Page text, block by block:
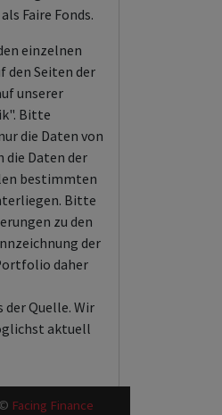
Faire Fonds.
einzelnen
den Seiten der
unserer
Bitte
die Daten von
die Daten der
bestimmten
Bitte
zu den
der
daher
Quelle. Wir
aktuell
Facing Finance